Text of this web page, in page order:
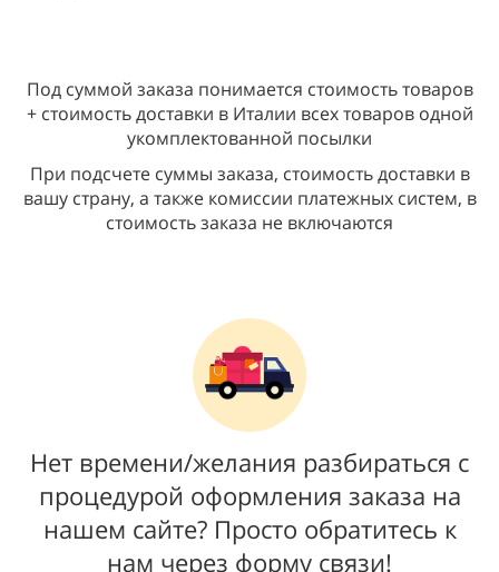
Под суммой заказа понимается стоимость товаров
+ стоимость доставки в Италии всех товаров одной
укомплектованной посылки
При подсчете суммы заказа, стоимость доставки в
вашу страну, а также комиссии платежных систем, в
стоимость заказа не включаются
Нет времени/желания разбираться с
процедурой оформления заказа на
нашем сайте? Просто обратитесь к
нам через форму связи!